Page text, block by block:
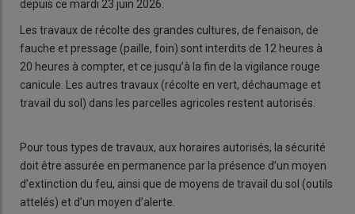
depuis ce mardi 23 juin 2026.
Les travaux de récolte des grandes cultures, de fenaison, de
fauche et pressage (paille, foin) sont interdits de 12 heures à
20 heures à compter, et ce jusqu’à la fin de la vigilance rouge
canicule. Les autres travaux (récolte en vert, déchaumage et
travail du sol) dans les parcelles agricoles restent autorisés.
Pour tous types de travaux, aux horaires autorisés, la sécurité
doit être assurée en permanence par la présence d’un moyen
d’extinction du feu, ainsi que de moyens de travail du sol (outils
attelés) et d’un moyen d’alerte.